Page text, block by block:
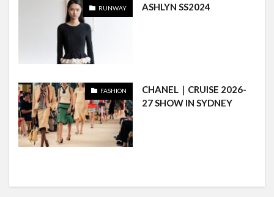
RUNWAY ASHLYN SS2024
FASHION
CHANEL｜CRUISE 2026-
27 SHOW IN SYDNEY